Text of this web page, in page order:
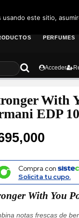
PERFUMES
Acceder
With
EDP
Compra con
Solicita tu cupo.
With You
notas frescas de
este sitio,